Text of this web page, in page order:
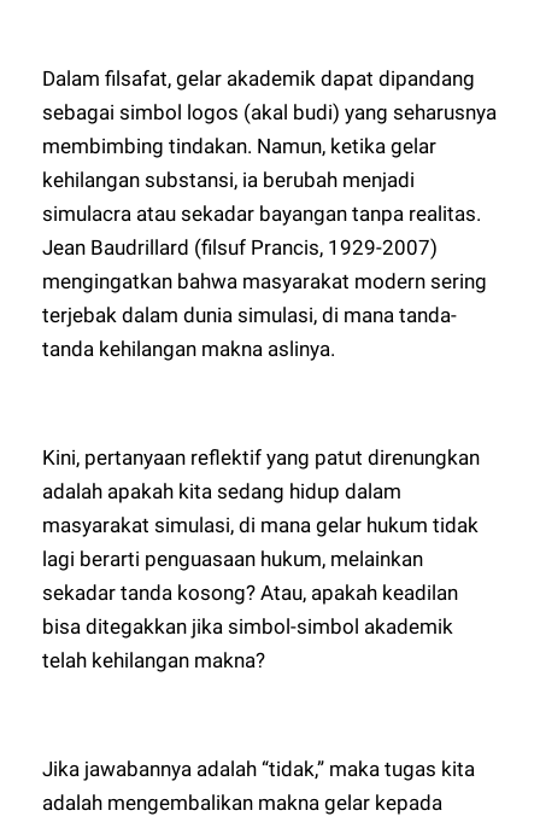
Dalam filsafat, gelar akademik dapat dipandang
sebagai simbol logos (akal budi) yang seharusnya
membimbing tindakan. Namun, ketika gelar
kehilangan substansi, ia berubah menjadi
simulacra atau sekadar bayangan tanpa realitas.
Jean Baudrillard (filsuf Prancis, 1929-2007)
mengingatkan bahwa masyarakat modern sering
terjebak dalam dunia simulasi, di mana tanda-
tanda kehilangan makna aslinya.
Kini, pertanyaan reflektif yang patut direnungkan
adalah apakah kita sedang hidup dalam
masyarakat simulasi, di mana gelar hukum tidak
lagi berarti penguasaan hukum, melainkan
sekadar tanda kosong? Atau, apakah keadilan
bisa ditegakkan jika simbol-simbol akademik
telah kehilangan makna?
Jika jawabannya adalah “tidak,” maka tugas kita
adalah mengembalikan makna gelar kepada